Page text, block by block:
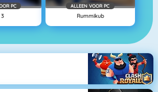
PC ALLEEN VOOR PC
Rummikub